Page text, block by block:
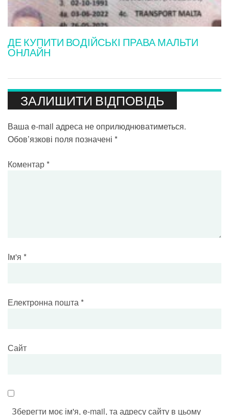
ДЕ КУПИТИ ВОДІЙСЬКІ ПРАВА МАЛЬТИ
ОНЛАЙН
ЗАЛИШИТИ ВІДПОВІДЬ
Ваша e-mail адреса не оприлюднюватиметься.
Обов’язкові поля позначені *
Коментар *
Ім'я *
Електронна пошта *
Сайт
Зберегти моє ім'я, e-mail, та адресу сайту в цьому